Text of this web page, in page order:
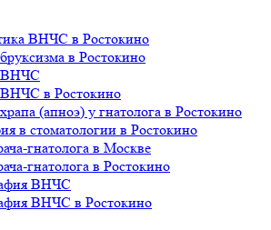
ВНЧС в Ростокино
в Ростокино
ВНЧС
в Ростокино
(апноэ) у гнатолога в Ростокино
в стоматологии в Ростокино
гнатолога в Москве
гнатолога в Ростокино
ВНЧС
ВНЧС в Ростокино